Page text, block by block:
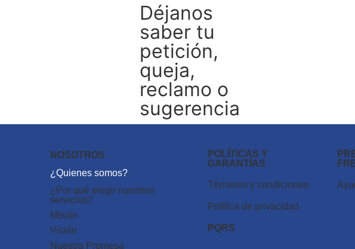
Déjanos
saber tu
petición,
queja,
reclamo o
sugerencia
NOSOTROS
¿Quienes somos?
¿Por qué elegir nuestros
servicios?
Misión
Visión
Nuestra Promesa
POLÍTICAS Y
GARANTÍAS
Términos y condiciones
Política de privacidad
PQRS